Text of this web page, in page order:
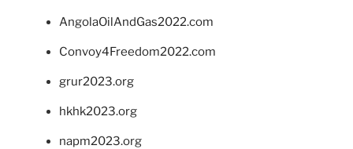
AngolaOilAndGas2022.com
Convoy4Freedom2022.com
grur2023.org
hkhk2023.org
napm2023.org